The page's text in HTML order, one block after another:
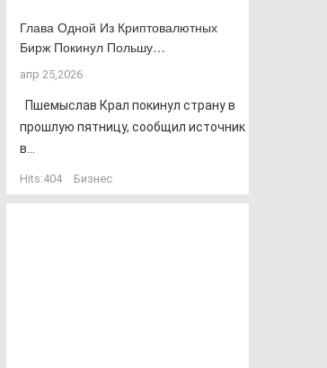
Глава Одной Из Криптовалютных
Бирж Покинул Польшу…
апр 25,2026
Пшемыслав Крал покинул страну в
прошлую пятницу, сообщил источник
в...
Hits:404 Бизнес